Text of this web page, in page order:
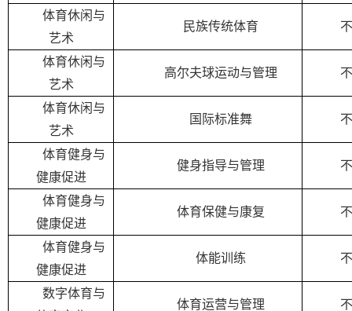
体育休闲与
艺术
民族传统体育
体育休闲与
艺术
高尔夫球运动与管理
体育休闲与
艺术
国际标准舞
体育健身与
健康促进
健身指导与管理
体育健身与
健康促进
体育保健与康复
体育健身与
健康促进
体能训练
数字体育与
体育运营与管理